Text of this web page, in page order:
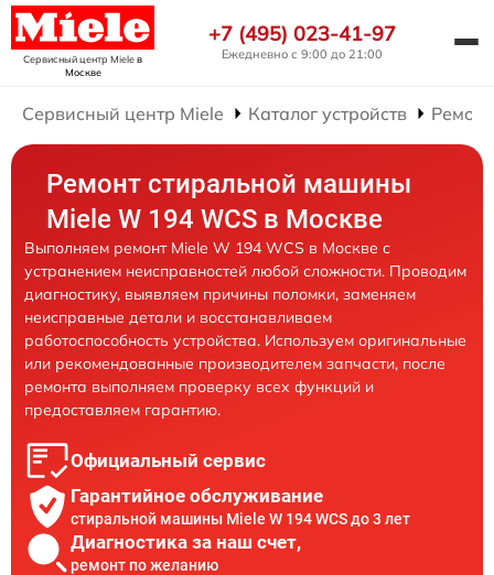
Сервисный центр Mieleв
Москве
+7 (495) 023-41-97
Ежедневно с 9:00 до 21:00
Сервисный центр Miele Каталог устройств
Ремонт стиральной машины
Miele W 194 WCS в Москве
Выполняем ремонт Miele W 194 WCS в Москве с
устранением неисправностей любой сложности. Проводим
диагностику, выявляем причины поломки, заменяем
неисправные детали и восстанавливаем
работоспособность устройства. Используем оригинальные
или рекомендованные производителем запчасти, после
ремонта выполняем проверку всех функций и
предоставляем гарантию.
Официальный сервис
Гарантийное обслуживание
стиральной машины Miele W 194 WCS до 3 лет
Диагностика за наш счет,
ремонт по желанию